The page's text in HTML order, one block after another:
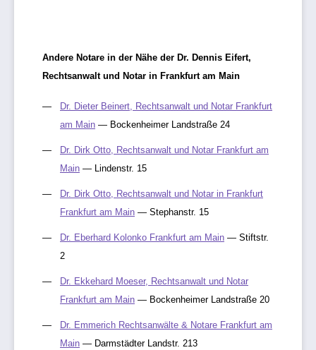
Andere Notare in der Nähe der Dr. Dennis Eifert,
Rechtsanwalt und Notar in Frankfurt am Main
Dr. Dieter Beinert, Rechtsanwalt und Notar Frankfurt
am Main — Bockenheimer Landstraße 24
Dr. Dirk Otto, Rechtsanwalt und Notar Frankfurt am
Main — Lindenstr. 15
Dr. Dirk Otto, Rechtsanwalt und Notar in Frankfurt
Frankfurt am Main — Stephanstr. 15
Dr. Eberhard Kolonko Frankfurt am Main — Stiftstr.
2
Dr. Ekkehard Moeser, Rechtsanwalt und Notar
Frankfurt am Main — Bockenheimer Landstraße 20
Dr. Emmerich Rechtsanwälte & Notare Frankfurt am
Main — Darmstädter Landstr. 213